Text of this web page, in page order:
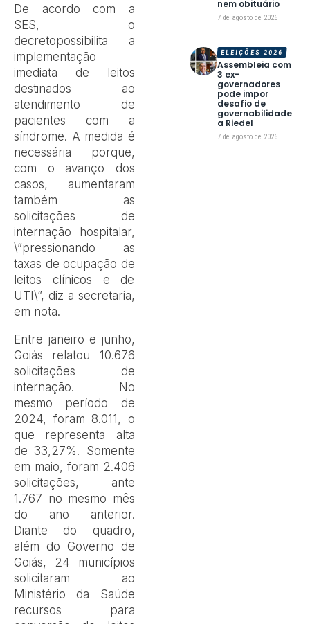
De acordo com a
SES, o
decretopossibilita a
implementação
imediata de leitos
destinados ao
atendimento de
pacientes com a
síndrome. A medida é
necessária porque,
com o avanço dos
casos, aumentaram
também as
solicitações de
internação hospitalar,
\”pressionando as
taxas de ocupação de
leitos clínicos e de
UTI\”, diz a secretaria,
em nota.
Entre janeiro e junho,
Goiás relatou 10.676
solicitações de
internação. No
mesmo período de
2024, foram 8.011, o
que representa alta
de 33,27%. Somente
em maio, foram 2.406
solicitações, ante
1.767 no mesmo mês
do ano anterior.
Diante do quadro,
além do Governo de
Goiás, 24 municípios
solicitaram ao
Ministério da Saúde
recursos para
nem obituário
7 de agosto de 2026
Assembleia com
3 ex-
governadores
pode impor
desafio de
governabilidade
a Riedel
7 de agosto de 2026
ELEIÇÕES 2026